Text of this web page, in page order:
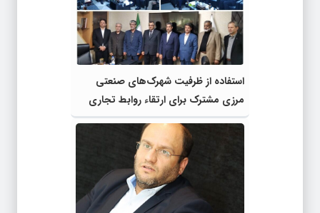
استفاده از ظرفیت شهرک‌های صنعتی
مرزی مشترک برای ارتقاء روابط تجاری